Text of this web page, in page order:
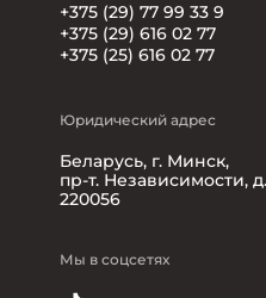
+375 (29) 77 99 33 9
+375 (29) 616 02 77
+375 (25) 616 02 77
Юридический адрес
Беларусь, г. Минск,
пр-т. Независимости,
220056
Мы в соцсетях